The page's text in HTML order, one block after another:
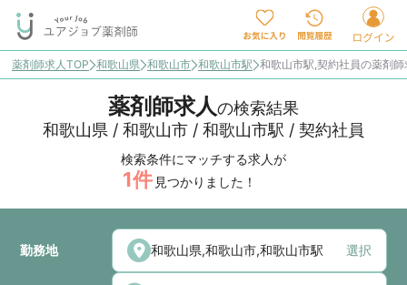
薬剤師求人TOP 和歌山県 和歌山市 和歌山市駅 和歌山市駅,契約社員の薬剤
薬剤師求人の検索結果
和歌山県 / 和歌山市 / 和歌山市駅 / 契約社員
検索条件にマッチする求人が
1件 見つかりました！
勤務地 選択